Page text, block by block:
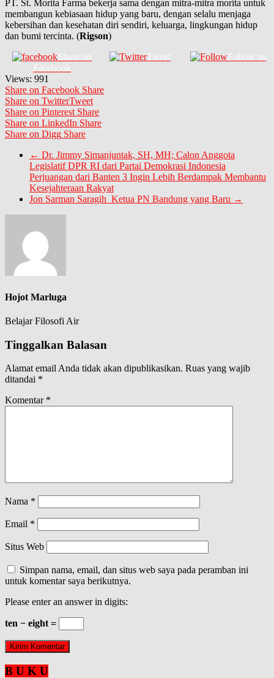
PT. St. Morita Farma bekerja sama dengan mitra-mitra morita untuk
membangun kebiasaan hidup yang baru, dengan selalu menjaga
kebersihan dan kesehatan diri sendiri, keluarga, lingkungan hidup
dan bumi tercinta. (Rigson)
Share on
Facebook
Tweet Follow us
Views: 991
Share on Facebook Share
Share on TwitterTweet
Share on Pinterest Share
Share on LinkedIn Share
Share on Digg Share
← Dr. Jimmy Simanjuntak, SH, MH; Calon Anggota
Legislatif DPR RI dari Partai Demokrasi Indonesia
Perjuangan dari Banten 3 Ingin Lebih Berdampak Membantu
Kesejahteraan Rakyat
Jon Sarman Saragih Ketua PN Bandung yang Baru →
Hojot Marluga
Belajar Filosofi Air
Tinggalkan Balasan
Alamat email Anda tidak akan dipublikasikan. Ruas yang wajib
ditandai *
Komentar *
Nama *
Email *
Situs Web
Simpan nama, email, dan situs web saya pada peramban ini
untuk komentar saya berikutnya.
Please enter an answer in digits:
ten − eight =
B U K U